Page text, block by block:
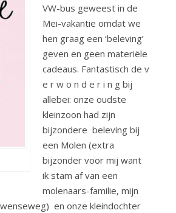
VW-bus geweest in de
Mei-vakantie omdat we
hen graag een ‘beleving’
geven en geen materiële
cadeaus. Fantastisch de v
e r w o n d e r i n g bij
allebei: onze oudste
kleinzoon had zijn
bijzondere beleving bij
een Molen (extra
bijzonder voor mij want
ik stam af van een
molenaars-familie, mijn
en onze kleindochter